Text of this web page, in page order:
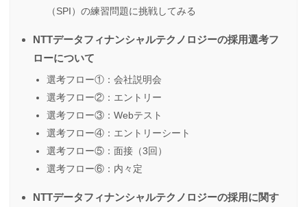
（SPI）の練習問題に挑戦してみる
NTTデータフィナンシャルテクノロジーの採用選考フ
ローについて
選考フロー①：会社説明会
選考フロー②：エントリー
選考フロー③：Webテスト
選考フロー④：エントリーシート
選考フロー⑤：面接（3回）
選考フロー⑥：内々定
NTTデータフィナンシャルテクノロジーの採用に関す